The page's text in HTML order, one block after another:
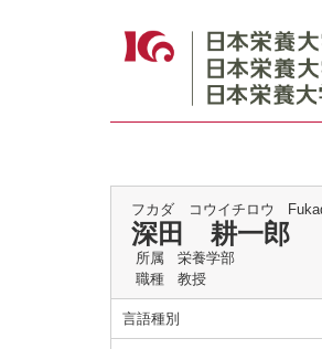
フカダ コウイチロウ
深田 耕一郎
所属
栄養学部
職種
教授
言語種別